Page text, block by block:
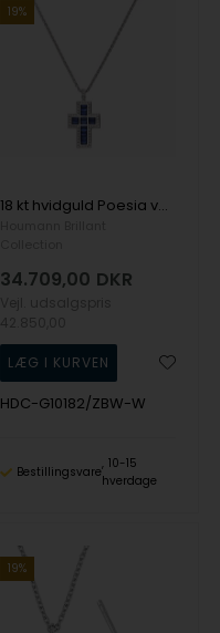
19%
18 kt hvidguld Poesia vedhæng fra Houmann Diamond Collection med total 0,82 ct
34.709,00 DKR
HDC-G10182/ZBW-W
Bestillingsvare
10-15
hverdage
19%